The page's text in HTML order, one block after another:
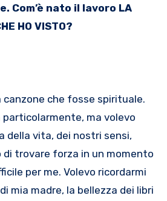
Com’è nato il lavoro LA
HO VISTO?
canzone che fosse spirituale.
particolarmente, ma volevo
della vita, dei nostri sensi,
di trovare forza in un momento
per me. Volevo ricordarmi
mia madre, la bellezza dei libri